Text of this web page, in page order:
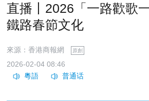
直播丨2026「一路歡歌
鐵路春節文化
來源：香港商報網 原創
2026-02-04 08:46